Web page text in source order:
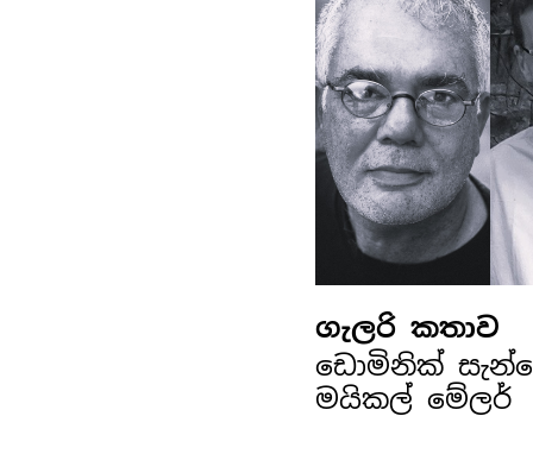
ගැලරි කතාව
ඩොමිනික්
මයිකල් මේලර්